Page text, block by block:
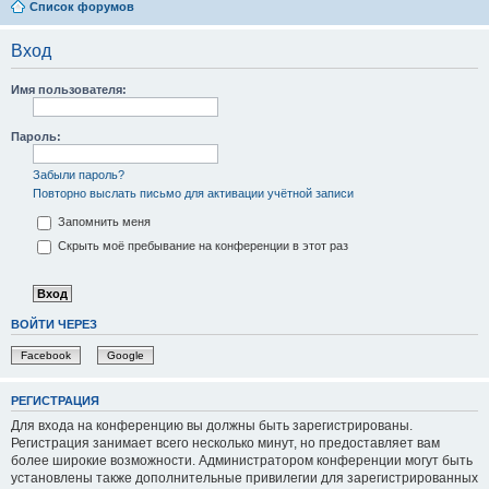
Список форумов
Вход
Имя пользователя:
Пароль:
Забыли пароль?
Повторно выслать письмо для активации учётной записи
Запомнить меня
Скрыть моё пребывание на конференции в этот раз
ВОЙТИ ЧЕРЕЗ
Facebook Google
РЕГИСТРАЦИЯ
Для входа на конференцию вы должны быть зарегистрированы.
Регистрация занимает всего несколько минут, но предоставляет вам
более широкие возможности. Администратором конференции могут быть
установлены также дополнительные привилегии для зарегистрированных